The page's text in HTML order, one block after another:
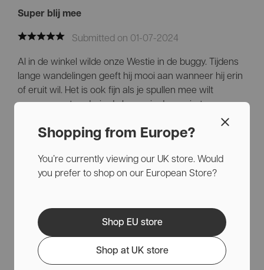
Shopping from Europe?
You’re currently viewing our UK store. Would
you prefer to shop on our European Store?
Shop EU store
Shop at UK store
Super blij mee
Submitted on 01-07-2024
Al in de winkel wilde onze Westie in de buggy. Tijdens
lange wandelingen geeft hij mooi aan wanneer hij erin
of eruit wil. Het is ook fijn als je spullen mee wilt
nemen, want onderin de buggy is daar ruimte genoeg
voor. De grote wielen maken rijden comfortabel, maar
voor meer comfort op minder vlakke wegen kun je
Submitted on 02-06-2024
Zowel Roos (de ragdoll kat) als mijn dag zien er vanaf
de komst van Innopet All Terrain een stuk